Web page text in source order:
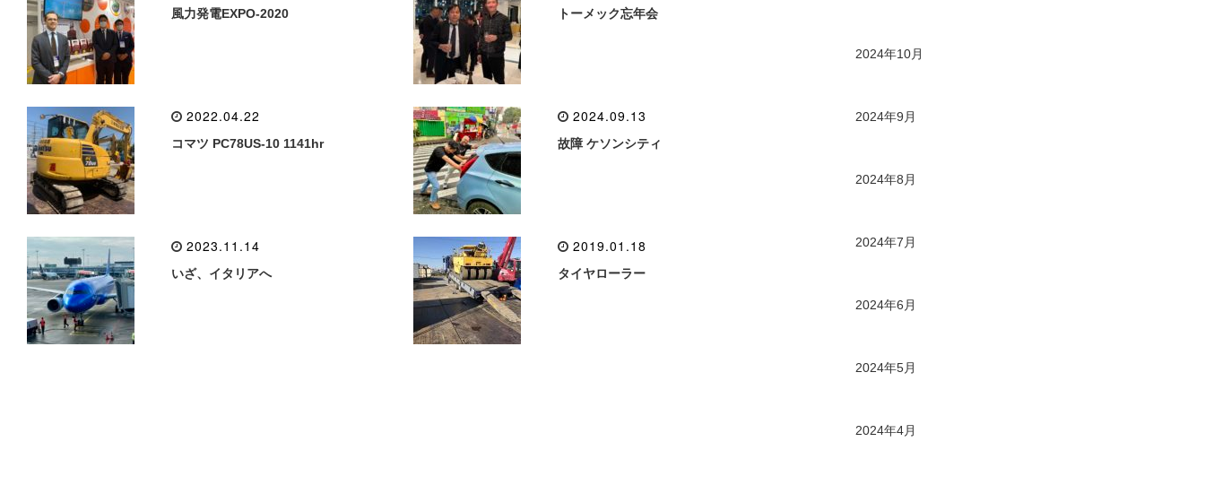
風力発電EXPO-2020 トーメック忘年会
2022.04.22
コマツ PC78US-10 1141hr
2024.09.13
故障 ケソンシティ
2023.11.14
いざ、イタリアへ
2019.01.18
タイヤローラー
2024年10月
2024年9月
2024年8月
2024年7月
2024年6月
2024年5月
2024年4月